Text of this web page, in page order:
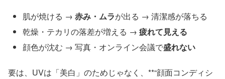
肌が焼ける →赤み・ムラが出る → 清潔感が落ちる
乾燥・テカリの落差が増える →疲れて見える
顔色が沈む → 写真・オンライン会議で盛れない
要は、UVは「美白」のためじゃなく、**“顔面コンディシ